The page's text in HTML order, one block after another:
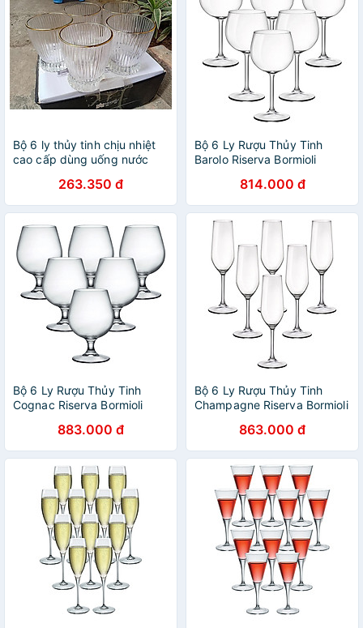
Bộ 6 ly thủy tinh chịu nhiệt
cao cấp dùng uống nước
vàng miệng loe
263.350 đ
Bộ 6 Ly Rượu Thủy Tinh
Barolo Riserva Bormioli
(480ml / Ly)814.000 đ
Bộ 6 Ly Rượu Thủy Tinh
Cognac Riserva Bormioli
(530ml / Ly)883.000 đ
Bộ 6 Ly Rượu Thủy Tinh
Champagne Riserva Bormioli
(210ml / Ly)863.000 đ